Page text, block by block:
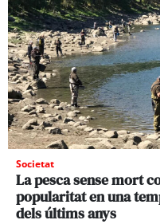
Societat
La pesca sense mort
popularitat en una
dels últims anys